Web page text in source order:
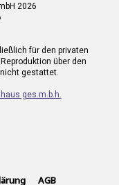
2026
für den privaten
über den
gestattet.
ges.m.b.h.
AGB